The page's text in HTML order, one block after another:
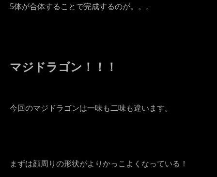
5体が合体することで完成するのが。。。
マジドラゴン！！！
今回のマジドラゴンは一味も二味も違います。
まずは顔周りの形状がよりかっこよくなっている！